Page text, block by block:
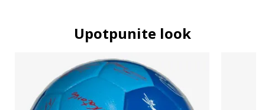
Upotpunite look